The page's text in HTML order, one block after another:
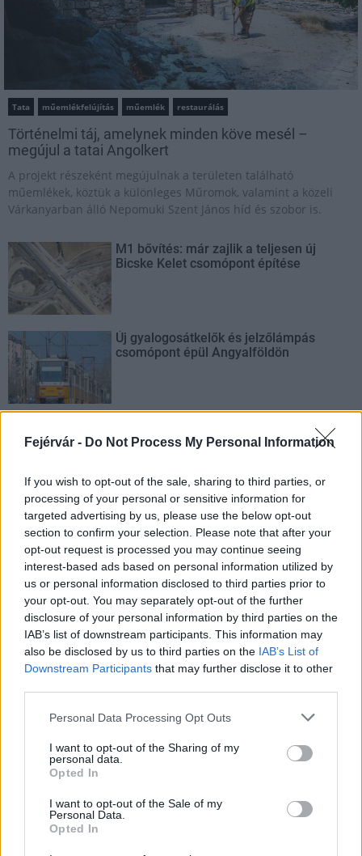
Fejérvár - Do Not Process My Personal Information
If you wish to opt-out of the sale, sharing to third parties, or
processing of your personal or sensitive information for
targeted advertising by us, please use the below opt-out
section to confirm your selection. Please note that after your
opt-out request is processed you may continue seeing
interest-based ads based on personal information utilized by
us or personal information disclosed to third parties prior to
your opt-out. You may separately opt-out of the further
disclosure of your personal information by third parties on the
IAB’s list of downstream participants. This information may
also be disclosed by us to third parties on the IAB’s List of
Downstream Participants that may further disclose it to other
Please note that this website/app uses one or more Google
not limited to your visit or usage behaviour. You may click to
grant or deny consent to Google and its third-party tags to
use your data for below specified purposes in below Google
consent section.
Personal Data Processing Opt Outs
I want to opt-out of the Sharing of my
personal data.
Opted In
I want to opt-out of the Sale of my
Personal Data.
Opted In
Tata műemlékfelújítás műemlék restaurálás
Történelmi táj, amelynek minden köve mesél –
megújul a tatai Angolkert
A projekt részeként megújulnak a területen található
műemlékek, köztük a különleges Műromok, valamint a közeli
Várkanyarban álló Nepomuki Szent János híd és szobor is.
M1 bővítés: már zajlik a teljesen új
Bicske Kelet csomópont építése
Új gyalogosátkelők és jelzőlámpás
csomópont épül Angyalföldön
Hódmezővásárhely jó hírű református
Látványos építési szakasz indult be a
Flórián téri felüljárón
Megérkezett az eső a Duna vízgyűjtőjére